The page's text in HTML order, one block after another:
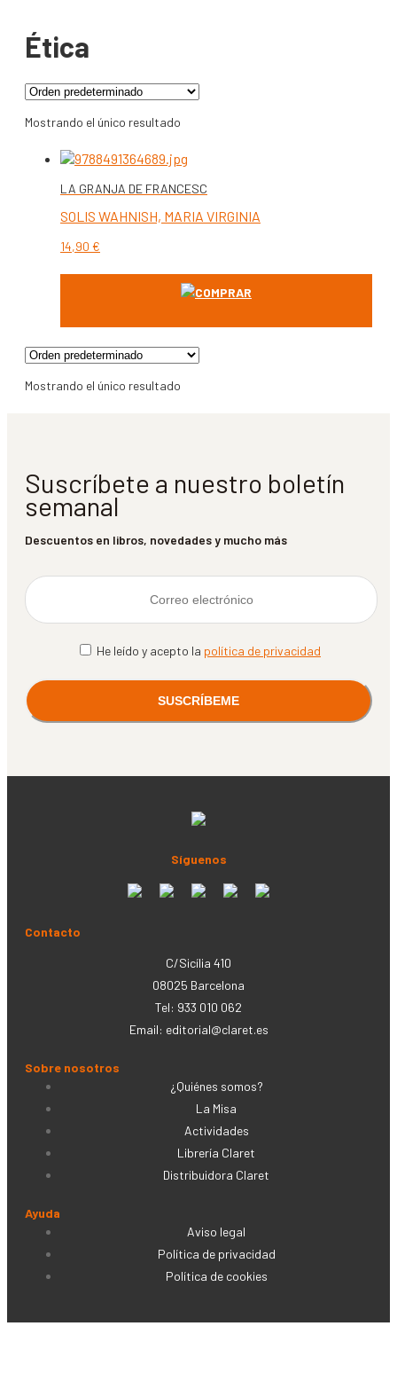
Ética
Mostrando el único resultado
LA GRANJA DE FRANCESC
SOLIS WAHNISH, MARIA VIRGINIA
14,90 €
COMPRAR
Mostrando el único resultado
Suscríbete a nuestro boletín
semanal
Descuentos en libros, novedades y mucho más
He leído y acepto la política de privacidad
Síguenos
Contacto
C/Sicília 410
08025 Barcelona
Tel: 933 010 062
Email: editorial@claret.es
Sobre nosotros
¿Quiénes somos?
La Misa
Actividades
Librería Claret
Distribuidora Claret
Ayuda
Aviso legal
Política de privacidad
Política de cookies